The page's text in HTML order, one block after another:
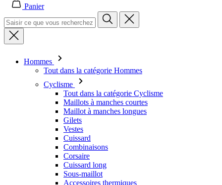
Hommes
Tout dans la catégorie Hommes
Maillot à manches longues
Gilets
Vestes
Cuissard
Combinaisons
Corsaire
Cuissard long
Sous-maillot
Accessoires thermiques
Sous casque
Gants
Chaussettes
Accessoires